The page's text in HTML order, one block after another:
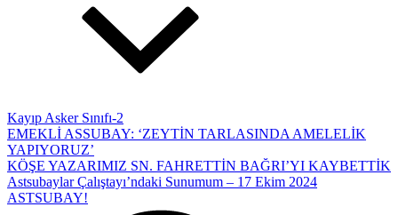
Kayıp Asker Sınıfı-2
EMEKLİ ASSUBAY: ‘ZEYTİN TARLASINDA AMELELİK
YAPIYORUZ’
KÖŞE YAZARIMIZ SN. FAHRETTİN BAĞRI’YI KAYBETTİK
Astsubaylar Çalıştayı’ndaki Sunumum – 17 Ekim 2024
ASTSUBAY!